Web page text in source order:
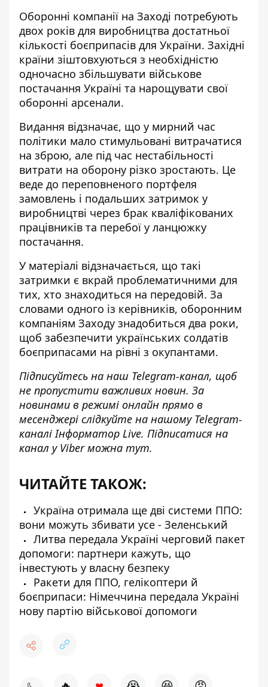
Оборонні компанії на Заході потребують
двох років для виробництва достатньої
кількості боєприпасів для України. Західні
країни зіштовхуються з необхідністю
одночасно збільшувати військове
постачання Україні та нарощувати свої
оборонні арсенали.
Видання відзначає, що у мирний час
політики мало стимульовані витрачатися
на зброю, але під час нестабільності
витрати на оборону різко зростають. Це
веде до переповненого портфеля
замовлень і подальших затримок у
виробництві через брак кваліфікованих
працівників та перебої у ланцюжку
постачання.
У матеріалі відзначається, що такі
затримки є вкрай проблематичними для
тих, хто знаходиться на передовій. За
словами одного із керівників, оборонним
компаніям Заходу знадобиться два роки,
щоб забезпечити українських солдатів
боєприпасами на рівні з окупантами.
Підписуйтесь на наш Telegram-канал, щоб
не пропустити важливих новин. За
новинами в режимі онлайн прямо в
месенджері слідкуйте на нашому Telegram-
каналіІнформатор Live. Підписатися на
канал у Viber можна тут.
ЧИТАЙТЕ ТАКОЖ:
Україна отримала ще дві системи ППО:
вони можуть збивати усе - Зеленський
Литва передала Україні черговий пакет
допомоги: партнери кажуть, що
інвестують у власну безпеку
Ракети для ППО, гелікоптери й
боєприпаси: Німеччина передала Україні
нову партію військової допомоги